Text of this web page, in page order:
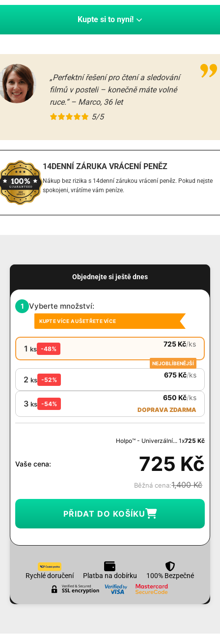
Kupte si to nyní!
„Perfektní řešení pro čtení a sledování
filmů v posteli – konečně máte volné
ruce.“ – Marco, 36 let
5/5
14DENNÍ ZÁRUKA VRÁCENÍ PENĚZ
Nákup bez rizika s 14denní zárukou vrácení peněz. Pokud nejste
spokojeni, vrátíme vám peníze.
Objednejte si ještě dnes
1 Vyberte množství:
KUPTE VÍCE A UŠETŘETE VÍCE
1 ks -48%
725Kč/ks
NEJOBLÍBENĚJŠÍ
2 ks -52%
675Kč/ks
3 ks -54%
650 Kč/ks
DOPRAVA ZDARMA
Holpo™ - Univerzální... 1x725 Kč
Vaše cena: 725 Kč
Běžná cena:1,400Kč
PŘIDAT DO KOŠÍKU
Rychlé doručení Platba na dobírku 100% Bezpečné